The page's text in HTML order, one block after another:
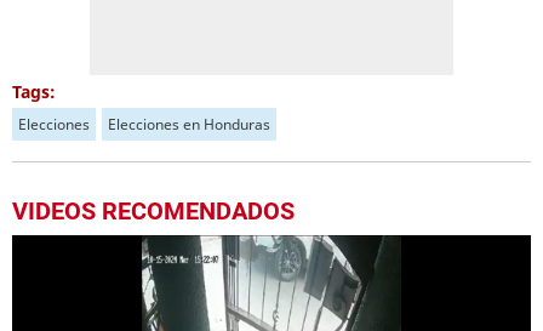
Tags:
Elecciones Elecciones en Honduras
VIDEOS RECOMENDADOS